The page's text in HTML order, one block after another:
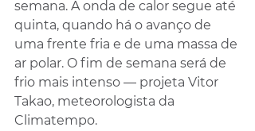
semana. A onda de calor segue até
quinta, quando há o avanço de
uma frente fria e de uma massa de
ar polar. O fim de semana será de
frio mais intenso — projeta Vitor
Takao, meteorologista da
Climatempo.